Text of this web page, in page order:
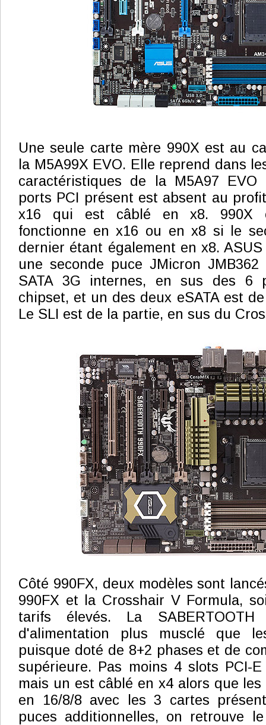
Une seule carte mère 990X est au
la M5A99X EVO. Elle reprend dans
caractéristiques de la M5A97
ports PCI présent est absent au
x16 qui est câblé en x8. 990X
fonctionne en x16 ou en x8 si le
dernier étant également en x8.
une seconde puce JMicron
SATA 3G internes, en sus des 6
chipset, et un des deux eSATA est
Le SLI est de la partie, en sus du
Côté 990FX, deux modèles sont
990FX et la Crosshair V Formula,
tarifs élevés. La
d'alimentation plus musclé que
puisque doté de 8+2 phases et de
supérieure. Pas moins 4 slots PCI-
mais un est câblé en x4 alors que
en 16/8/8 avec les 3 cartes
puces additionnelles, on retrouve le